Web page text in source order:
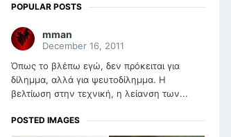
POPULAR POSTS
mman
December 16, 2011
Όπως το βλέπω εγώ, δεν πρόκειται για
δίλημμα, αλλά για ψευτοδίλημμα. Η
βελτίωση στην τεχνική, η λείανση των...
POSTED IMAGES